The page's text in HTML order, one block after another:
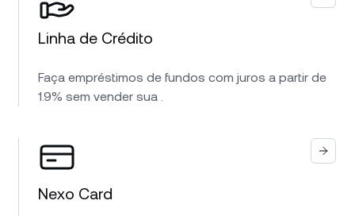
Linha de Crédito
Faça empréstimos de fundos com juros a partir de
1.9% sem vender sua .
Nexo Card